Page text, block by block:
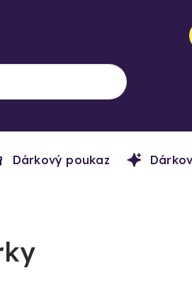
Dárkový poukaz